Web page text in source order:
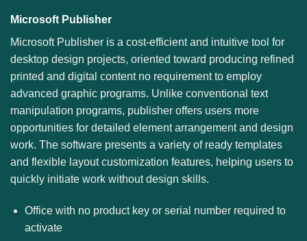
Microsoft Publisher
Microsoft Publisher is a cost-efficient and intuitive tool for
desktop design projects, oriented toward producing refined
printed and digital content no requirement to employ
advanced graphic programs. Unlike conventional text
manipulation programs, publisher offers users more
opportunities for detailed element arrangement and design
work. The software presents a variety of ready templates
and flexible layout customization features, helping users to
quickly initiate work without design skills.
Office with no product key or serial number required to
activate